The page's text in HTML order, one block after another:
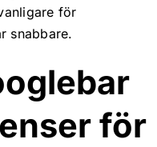
för
snabbare.
för